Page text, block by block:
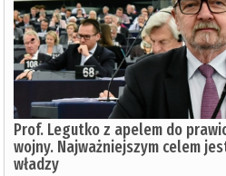
Prof. Legutko z apelem do
wojny. Najważniejszym celem
władzy